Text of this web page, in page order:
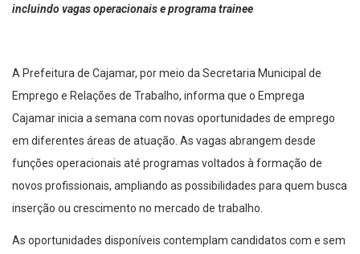
incluindo vagas operacionais e programa trainee
A Prefeitura de Cajamar, por meio da Secretaria Municipal de
Emprego e Relações de Trabalho, informa que o Emprega
Cajamar inicia a semana com novas oportunidades de emprego
em diferentes áreas de atuação. As vagas abrangem desde
funções operacionais até programas voltados à formação de
novos profissionais, ampliando as possibilidades para quem busca
inserção ou crescimento no mercado de trabalho.
As oportunidades disponíveis contemplam candidatos com e sem